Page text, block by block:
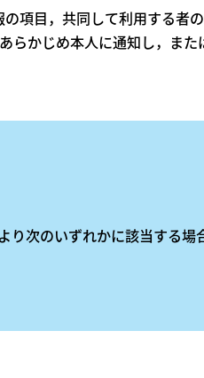
項目，共同して利用する者
らかじめ本人に通知し，また
り次のいずれかに該当する場